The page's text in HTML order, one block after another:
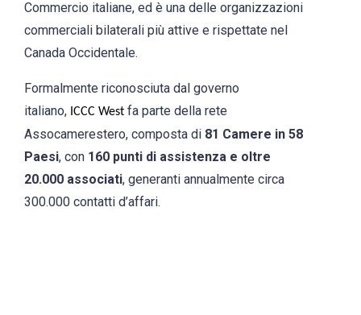
Commercio italiane, ed è una delle organizzazioni
commerciali bilaterali più attive e rispettate nel
Canada Occidentale.
Formalmente riconosciuta dal governo
italiano, ICCC West fa parte della rete
Assocamerestero, composta di 81 Camere in 58
Paesi, con 160 punti di assistenza e oltre
20.000 associati, generanti annualmente circa
300.000 contatti d’affari.